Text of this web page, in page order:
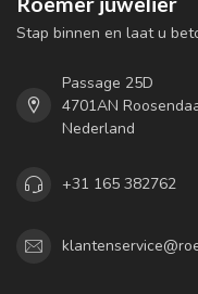
Stap binnen en laat u
Passage 25D
4701AN
Nederland
+31 165 382762